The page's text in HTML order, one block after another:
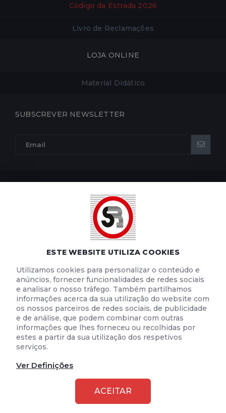
ESTE WEBSITE UTILIZA COOKIES
Utilizamos cookies para personalizar o conteúdo e
anúncios, fornecer funcionalidades de redes sociais
e analisar o nosso tráfego. Também partilhamos
informações acerca da sua utilização do website com
os nossos parceiros de redes sociais, de publicidade
e de análise, que podem combinar com outras
informações que lhes forneceu ou recolhidas por
estes a partir da sua utilização dos respetivos
serviços.
Ver Definições
ACEITAR
Código da Estrada 2026
Livro de Reclamações
LOJA ONLINE
Material Didático
SUBSCREVER NEWSLETTER
POLÍTICA DE COOKIES
TERMOS E CONDIÇÕES DE UTILIZAÇÃO